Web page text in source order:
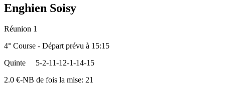
Enghien Soisy
Réunion 1
4° Course - Départ prévu à 15:15
Quinte
5-2-11-12-1-14-15
2.0 €-NB de fois la mise: 21